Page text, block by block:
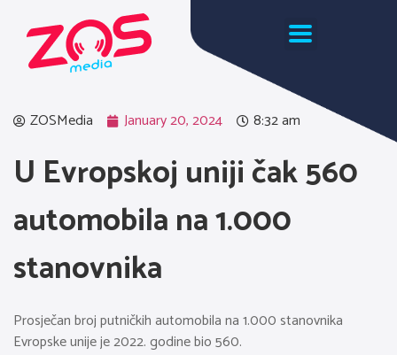
ZOSMedia January 20, 2024 8:32 am
U Evropskoj uniji čak 560
automobila na 1.000
stanovnika
Prosječan broj putničkih automobila na 1.000 stanovnika
Evropske unije je 2022. godine bio 560.